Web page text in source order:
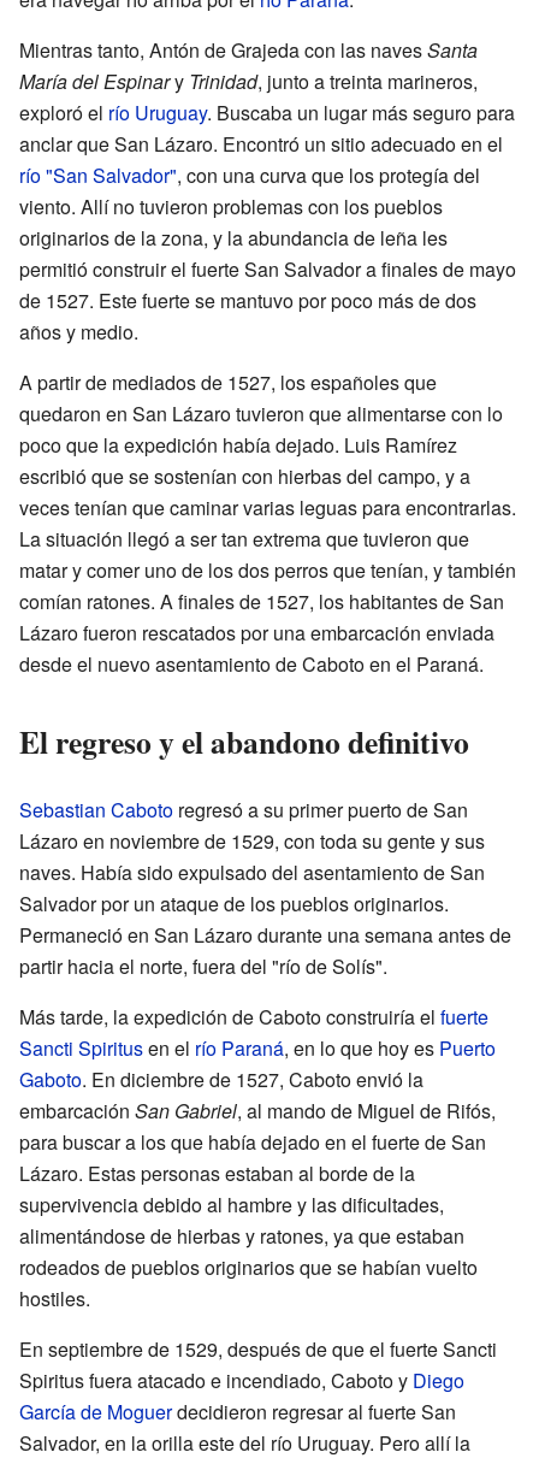
Mientras tanto, Antón de Grajeda con las navesSanta
María del Espinary Trinidad, junto a treinta marineros,
exploró el río Uruguay. Buscaba un lugar más seguro para
anclar que San Lázaro. Encontró un sitio adecuado en el
río "San Salvador", con una curva que los protegía del
viento. Allí no tuvieron problemas con los pueblos
originarios de la zona, y la abundancia de leña les
permitió construir el fuerte San Salvador a finales de mayo
de 1527. Este fuerte se mantuvo por poco más de dos
años y medio.
A partir de mediados de 1527, los españoles que
quedaron en San Lázaro tuvieron que alimentarse con lo
poco que la expedición había dejado. Luis Ramírez
escribió que se sostenían con hierbas del campo, y a
veces tenían que caminar varias leguas para encontrarlas.
La situación llegó a ser tan extrema que tuvieron que
matar y comer uno de los dos perros que tenían, y también
comían ratones. A finales de 1527, los habitantes de San
Lázaro fueron rescatados por una embarcación enviada
desde el nuevo asentamiento de Caboto en el Paraná.
El regreso y el abandono definitivo
Sebastian Caboto regresó a su primer puerto de San
Lázaro en noviembre de 1529, con toda su gente y sus
naves. Había sido expulsado del asentamiento de San
Salvador por un ataque de los pueblos originarios.
Permaneció en San Lázaro durante una semana antes de
partir hacia el norte, fuera del "río de Solís".
Más tarde, la expedición de Caboto construiría el fuerte
Sancti Spiritusen el río Paraná, en lo que hoy es Puerto
Gaboto. En diciembre de 1527, Caboto envió la
embarcación San Gabriel, al mando de Miguel de Rifós,
para buscar a los que había dejado en el fuerte de San
Lázaro. Estas personas estaban al borde de la
supervivencia debido al hambre y las dificultades,
alimentándose de hierbas y ratones, ya que estaban
rodeados de pueblos originarios que se habían vuelto
hostiles.
En septiembre de 1529, después de que el fuerte Sancti
Spiritus fuera atacado e incendiado, Caboto y Diego
García de Moguerdecidieron regresar al fuerte San
Salvador, en la orilla este del río Uruguay. Pero allí la